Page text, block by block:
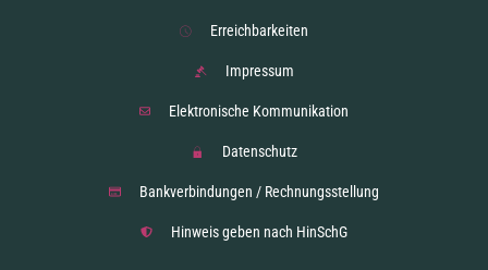
Erreichbarkeiten
Impressum
Elektronische Kommunikation
Datenschutz
Bankverbindungen / Rechnungsstellung
Hinweis geben nach HinSchG